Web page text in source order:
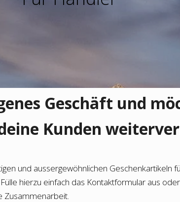
Geschäft und
Kunden
und aussergewöhnlichen Geschenkartikeln
hierzu einfach das Kontaktformular aus
Zusammenarbeit.